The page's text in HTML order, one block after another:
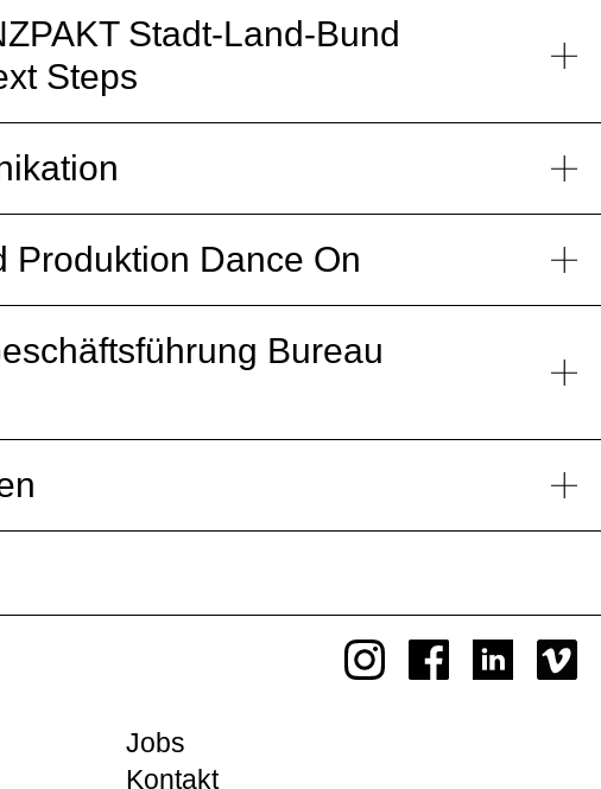
Stadt-Land-Bund
Steps
Produktion Dance On
Bureau
Jobs
Kontakt